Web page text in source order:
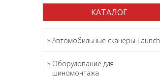
КАТАЛОГ
Автомобильные сканеры Launch
Оборудование для
шиномонтажа